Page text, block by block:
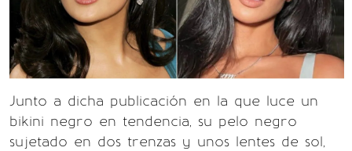
Junto a dicha publicación en la que luce un
bikini negro en tendencia, su pelo negro
sujetado en dos trenzas y unos lentes de sol,